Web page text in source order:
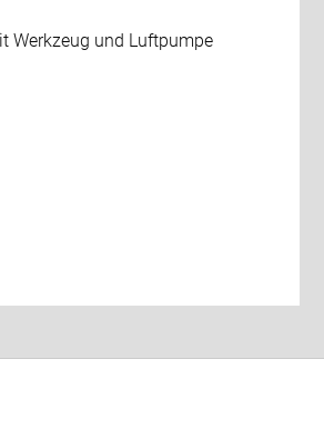
Werkzeug und Luftpumpe